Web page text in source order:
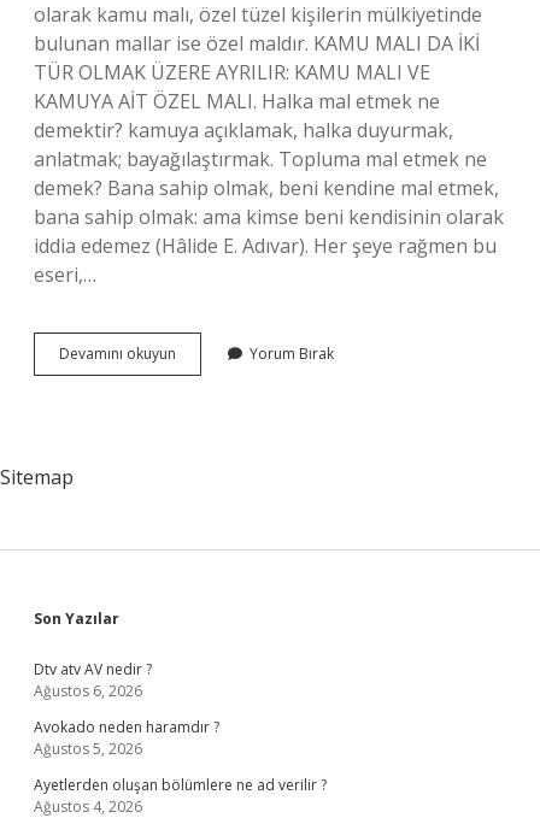
olarak kamu malı, özel tüzel kişilerin mülkiyetinde
bulunan mallar ise özel maldır. KAMU MALI DA İKİ
TÜR OLMAK ÜZERE AYRILIR: KAMU MALI VE
KAMUYA AİT ÖZEL MALI. Halka mal etmek ne
demektir? kamuya açıklamak, halka duyurmak,
anlatmak; bayağılaştırmak. Topluma mal etmek ne
demek? Bana sahip olmak, beni kendine mal etmek,
bana sahip olmak: ama kimse beni kendisinin olarak
iddia edemez (Hâlide E. Adıvar). Her şeye rağmen bu
eseri,…
Devamını okuyun Kamuya
Mal
Yorum Bırak
Sitemap
Sidebar
Son Yazılar
Dtv atv AV nedir ?
Ağustos 6, 2026
Avokado neden haramdır ?
Ağustos 5, 2026
Ayetlerden oluşan bölümlere ne ad verilir ?
Ağustos 4, 2026